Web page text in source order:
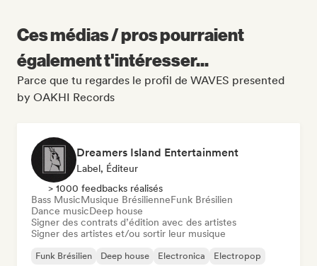
Ces médias / pros pourraient
également t'intéresser...
Parce que tu regardes le profil de WAVES presented
by OAKHI Records
Dreamers Island Entertainment
Label, Éditeur
> 1000 feedbacks réalisés
Bass MusicMusique BrésilienneFunk Brésilien
Dance musicDeep house
Signer des contrats d’édition avec des artistes
Signer des artistes et/ou sortir leur musique
Funk Brésilien Deep house Electronica
Electropop